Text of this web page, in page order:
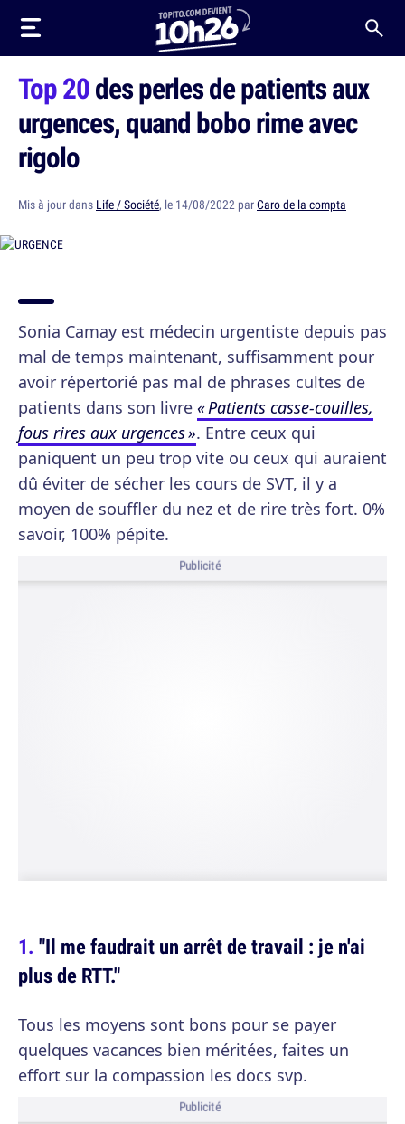
Top 20des perles de patients aux
urgences, quand bobo rime avec
rigolo
Mis à jour dans Life / Société, le 14/08/2022 parCaro de la compta
Sonia Camay est médecin urgentiste depuis pas
mal de temps maintenant, suffisamment pour
avoir répertorié pas mal de phrases cultes de
patients dans son livre « Patients casse-couilles,
fous rires aux urgences ». Entre ceux qui
paniquent un peu trop vite ou ceux qui auraient
dû éviter de sécher les cours de SVT, il y a
moyen de souffler du nez et de rire très fort. 0%
savoir, 100% pépite.
Publicité
"Il me faudrait un arrêt de travail : je n'ai
plus de RTT."
Tous les moyens sont bons pour se payer
quelques vacances bien méritées, faites un
effort sur la compassion les docs svp.
Publicité